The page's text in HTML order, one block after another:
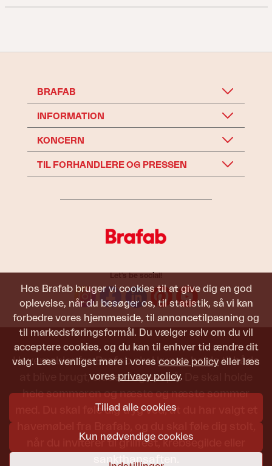
Hos Brafab bruger vi cookies til at give dig en god
oplevelse, når du besøger os, til statistik, så vi kan
forbedre vores hjemmeside, til annoncetilpasning og
til markedsføringsformål. Du vælger selv om du vil
acceptere cookies, og du kan til enhver tid ændre dit
valg. Læs venligst mere i vores cookie policy eller læs
vores privacy policy.
Tillad alle cookies
Kun nødvendige cookies
BRAFAB
INFORMATION
KONCERN
TIL FORHANDLERE OG PRESSEN
Let's be social!
Havemøbler fra Brafab skal kunne holde til både
at blive brugt, siddet i og set på. De skal holde
hele sommeren og næste og næste sommer
med. Du skal føle dig tryg ved, at du har valgt et
når du inviterer til grillfest, krebsegilde eller